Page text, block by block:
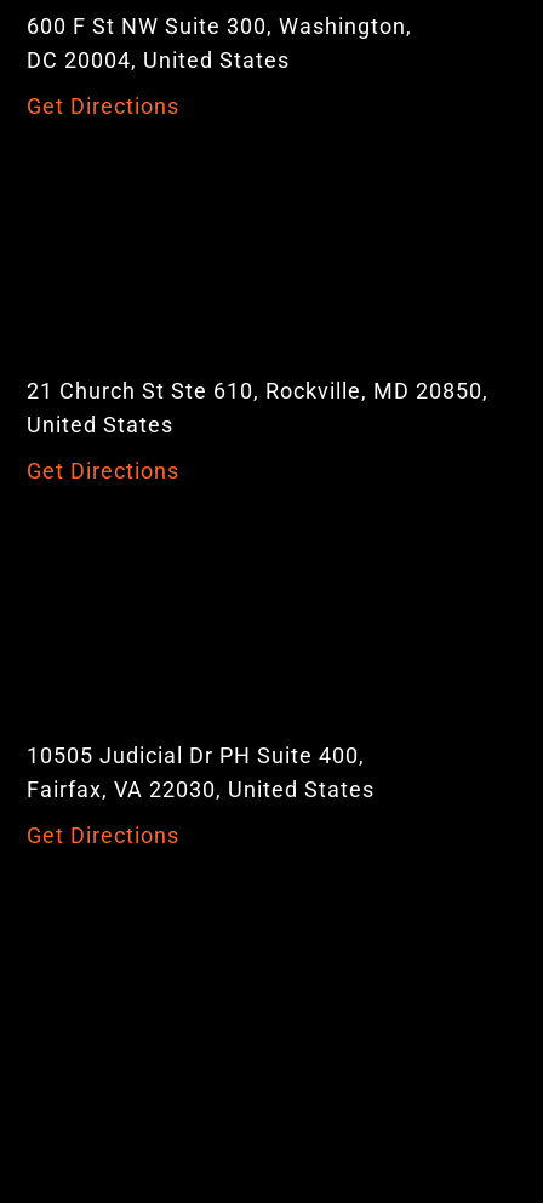
600 F St NW Suite 300, Washington,
DC 20004, United States
Get Directions
21 Church St Ste 610, Rockville, MD 20850,
United States
Get Directions
10505 Judicial Dr PH Suite 400,
Fairfax, VA 22030, United States
Get Directions